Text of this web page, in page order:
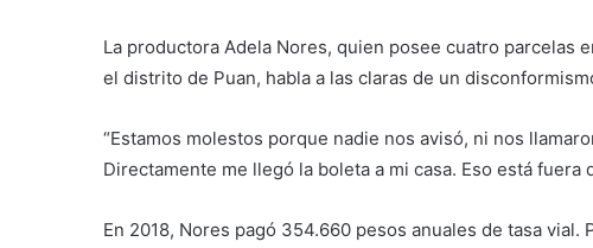
La productora Adela Nores, quien posee cuatro parcelas
el distrito de Puan, habla a las claras de un
“Estamos molestos porque nadie nos avisó, ni nos
Directamente me llegó la boleta a mi casa. Eso está fuera
En 2018, Nores pagó 354.660 pesos anuales de tasa